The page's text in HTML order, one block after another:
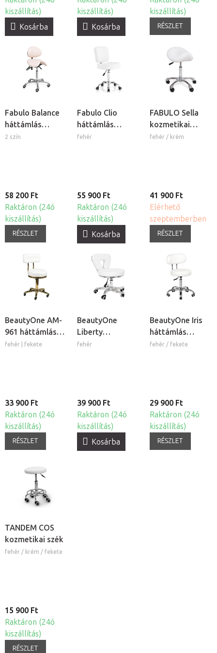
kiszállítás)
Kosárba
kiszállítás)
Kosárba
kiszállítás)
RÉSZLET
Fabulo Balance
háttámlás
nyeregszék
2 szín
58 200 Ft
Raktáron (24ó
kiszállítás)
RÉSZLET
Fabulo Clio
háttámlás
kozmetikai szék
fehér
55 900 Ft
Raktáron (24ó
kiszállítás)
Kosárba
FABULO Sella
kozmetikai
nyeregszék
fehér / krém
41 900 Ft
Elérhető
szeptemberben
RÉSZLET
BeautyOne AM-
961 háttámlás
kozmetikai szék
fehér | fekete
33 900 Ft
Raktáron (24ó
kiszállítás)
RÉSZLET
BeautyOne
Liberty
háttámlás
fehér
39 900 Ft
Raktáron (24ó
kiszállítás)
Kosárba
BeautyOne Iris
háttámlás
kozmetikai szék
fehér / fekete
29 900 Ft
Raktáron (24ó
kiszállítás)
RÉSZLET
TANDEM COS
kozmetikai szék
fehér / krém / fekete
15 900 Ft
Raktáron (24ó
kiszállítás)
RÉSZLET